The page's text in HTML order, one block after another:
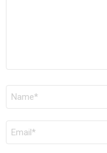
NOME
EMAIL